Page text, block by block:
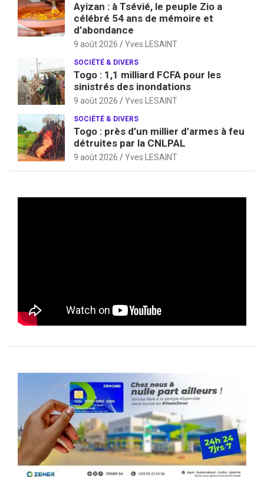
Ayizan : à Tsévié, le peuple Zio a
célébré 54 ans de mémoire et
d’abondance
9 août 2026 Yves LESAINT
SOCIÉTÉ & DIVERS
Togo : 1,1 milliard FCFA pour les
sinistrés des inondations
9 août 2026 Yves LESAINT
SOCIÉTÉ & DIVERS
Togo : près d’un millier d’armes à feu
détruites par la CNLPAL
9 août 2026 Yves LESAINT